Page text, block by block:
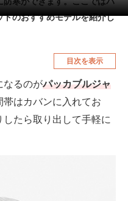
容・コスメ
のおすすめモデルを紹介し
目次を表示
なるのがパッカブルジャ
はカバンに入れてお
たら取り出して手軽に